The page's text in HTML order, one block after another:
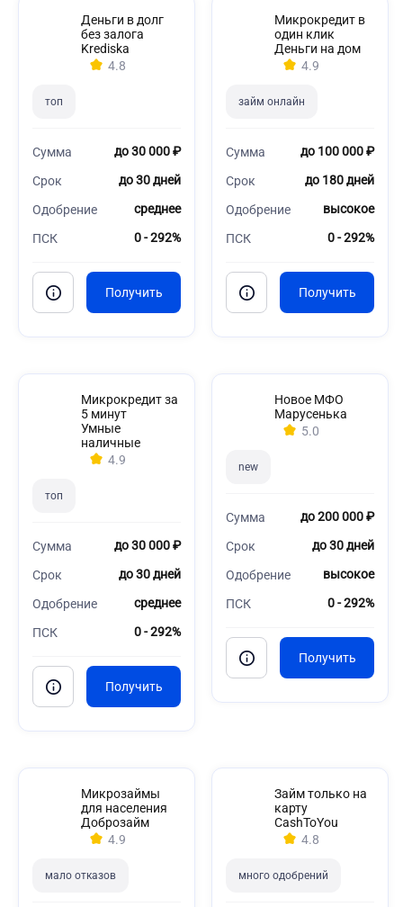
Деньги в долг
без залога
Krediska
4.8
топ
Сумма до 30 000 ₽
Срок до 30 дней
Одобрение среднее
ПСК 0 - 292%
Микрокредит в
один клик
Деньги на дом
4.9
займ онлайн
Сумма до 100 000 ₽
Срок до 180 дней
Одобрение высокое
ПСК 0 - 292%
Микрокредит за
5 минут
Умные
наличные
4.9
топ
Сумма до 30 000 ₽
Срок до 30 дней
Одобрение среднее
ПСК 0 - 292%
Новое МФО
Марусенька
5.0
new
Сумма до 200 000 ₽
Срок до 30 дней
Одобрение высокое
ПСК 0 - 292%
Микрозаймы
для населения
Доброзайм
4.9
мало отказов
Займ только на
карту
CashToYou
4.8
много одобрений